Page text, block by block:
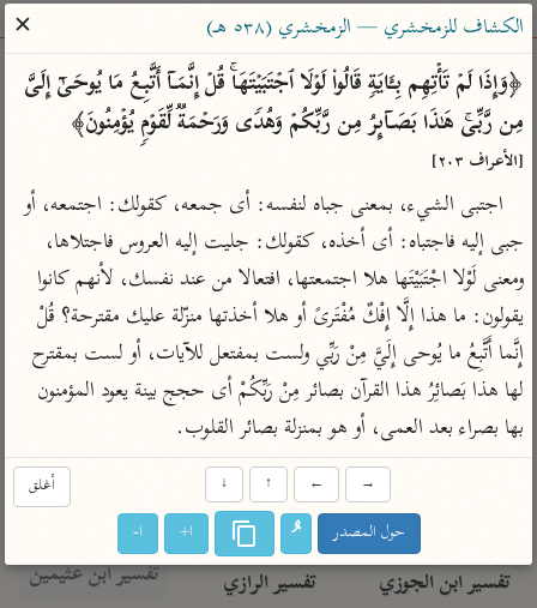
ساهم معنا في نشر القرآن والعلم الشرعي
الباحث القرآني
بحث تفسير علوم مصاحف معاجم
Type 2 or more characters for results.
Type 1 or more
characters for results.
أمّهات
تفسير الطبري
تفسير ابن كثير
تفسير القرطبي
تفسير البغوي
تفسير ابن الجوزي
عامّة
فتح البيان للقنوجي
فتح القدير للشوكاني
تفسير ابن جزي
موسوعات
تفسير الآلوسي
تفسير الرازي
معاصرة
المختصر في
التفسير
تفسير السعدي
أيسر التفاسير
القرآن – تدبر وعمل
تفسير ابن عثيمين
الكشاف للزمخشري — الزمخشري (٥٣٨ هـ)
✕
مِن رَّبِّیۚ هَـٰذَا بَصَاۤىِٕرُ مِن رَّبِّكُمۡ وَهُدࣰى وَرَحۡمَةࣱ لِّقَوۡمࣲ یُؤۡمِنُونَ﴾
[الأعراف ٢٠٣]
اجتبى الشيء، بمعنى جباه لنفسه: أى جمعه، كقولك: اجتمعه، أو
بها بصراء بعد العمى، أو هو بمنزلة بصائر القلوب.
أغلق →
←
↑
↓
حول المصدر ا+ ا-